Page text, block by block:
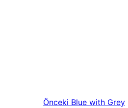
Önceki Blue with Grey